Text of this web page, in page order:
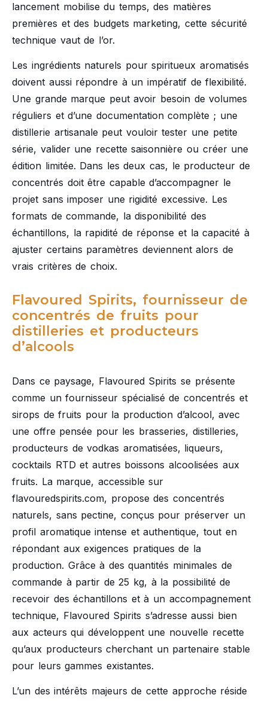
lancement mobilise du temps, des matières
premières et des budgets marketing, cette sécurité
technique vaut de l’or.
Les ingrédients naturels pour spiritueux aromatisés
doivent aussi répondre à un impératif de flexibilité.
Une grande marque peut avoir besoin de volumes
réguliers et d’une documentation complète ; une
distillerie artisanale peut vouloir tester une petite
série, valider une recette saisonnière ou créer une
édition limitée. Dans les deux cas, le producteur de
concentrés doit être capable d’accompagner le
projet sans imposer une rigidité excessive. Les
formats de commande, la disponibilité des
échantillons, la rapidité de réponse et la capacité à
ajuster certains paramètres deviennent alors de
vrais critères de choix.
Flavoured Spirits, fournisseur de
concentrés de fruits pour
distilleries et producteurs
d’alcools
Dans ce paysage, Flavoured Spirits se présente
comme un fournisseur spécialisé de concentrés et
sirops de fruits pour la production d’alcool, avec
une offre pensée pour les brasseries, distilleries,
producteurs de vodkas aromatisées, liqueurs,
cocktails RTD et autres boissons alcoolisées aux
fruits. La marque, accessible sur
flavouredspirits.com, propose des concentrés
naturels, sans pectine, conçus pour préserver un
profil aromatique intense et authentique, tout en
répondant aux exigences pratiques de la
production. Grâce à des quantités minimales de
commande à partir de 25 kg, à la possibilité de
recevoir des échantillons et à un accompagnement
technique, Flavoured Spirits s’adresse aussi bien
aux acteurs qui développent une nouvelle recette
qu’aux producteurs cherchant un partenaire stable
pour leurs gammes existantes.
L’un des intérêts majeurs de cette approche réside